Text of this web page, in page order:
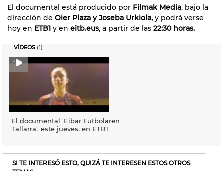
El documental está producido por Filmak Media, bajo la
dirección de Oier Plaza y Joseba Urkiola, y podrá verse
hoy en ETB1 y en eitb.eus, a partir de las 22:30 horas.
VÍDEOS (1)
El documental 'Eibar Futbolaren
Tallarra', este jueves, en ETB1
SI TE INTERESÓ ESTO, QUIZÁ TE INTERESEN ESTOS OTROS